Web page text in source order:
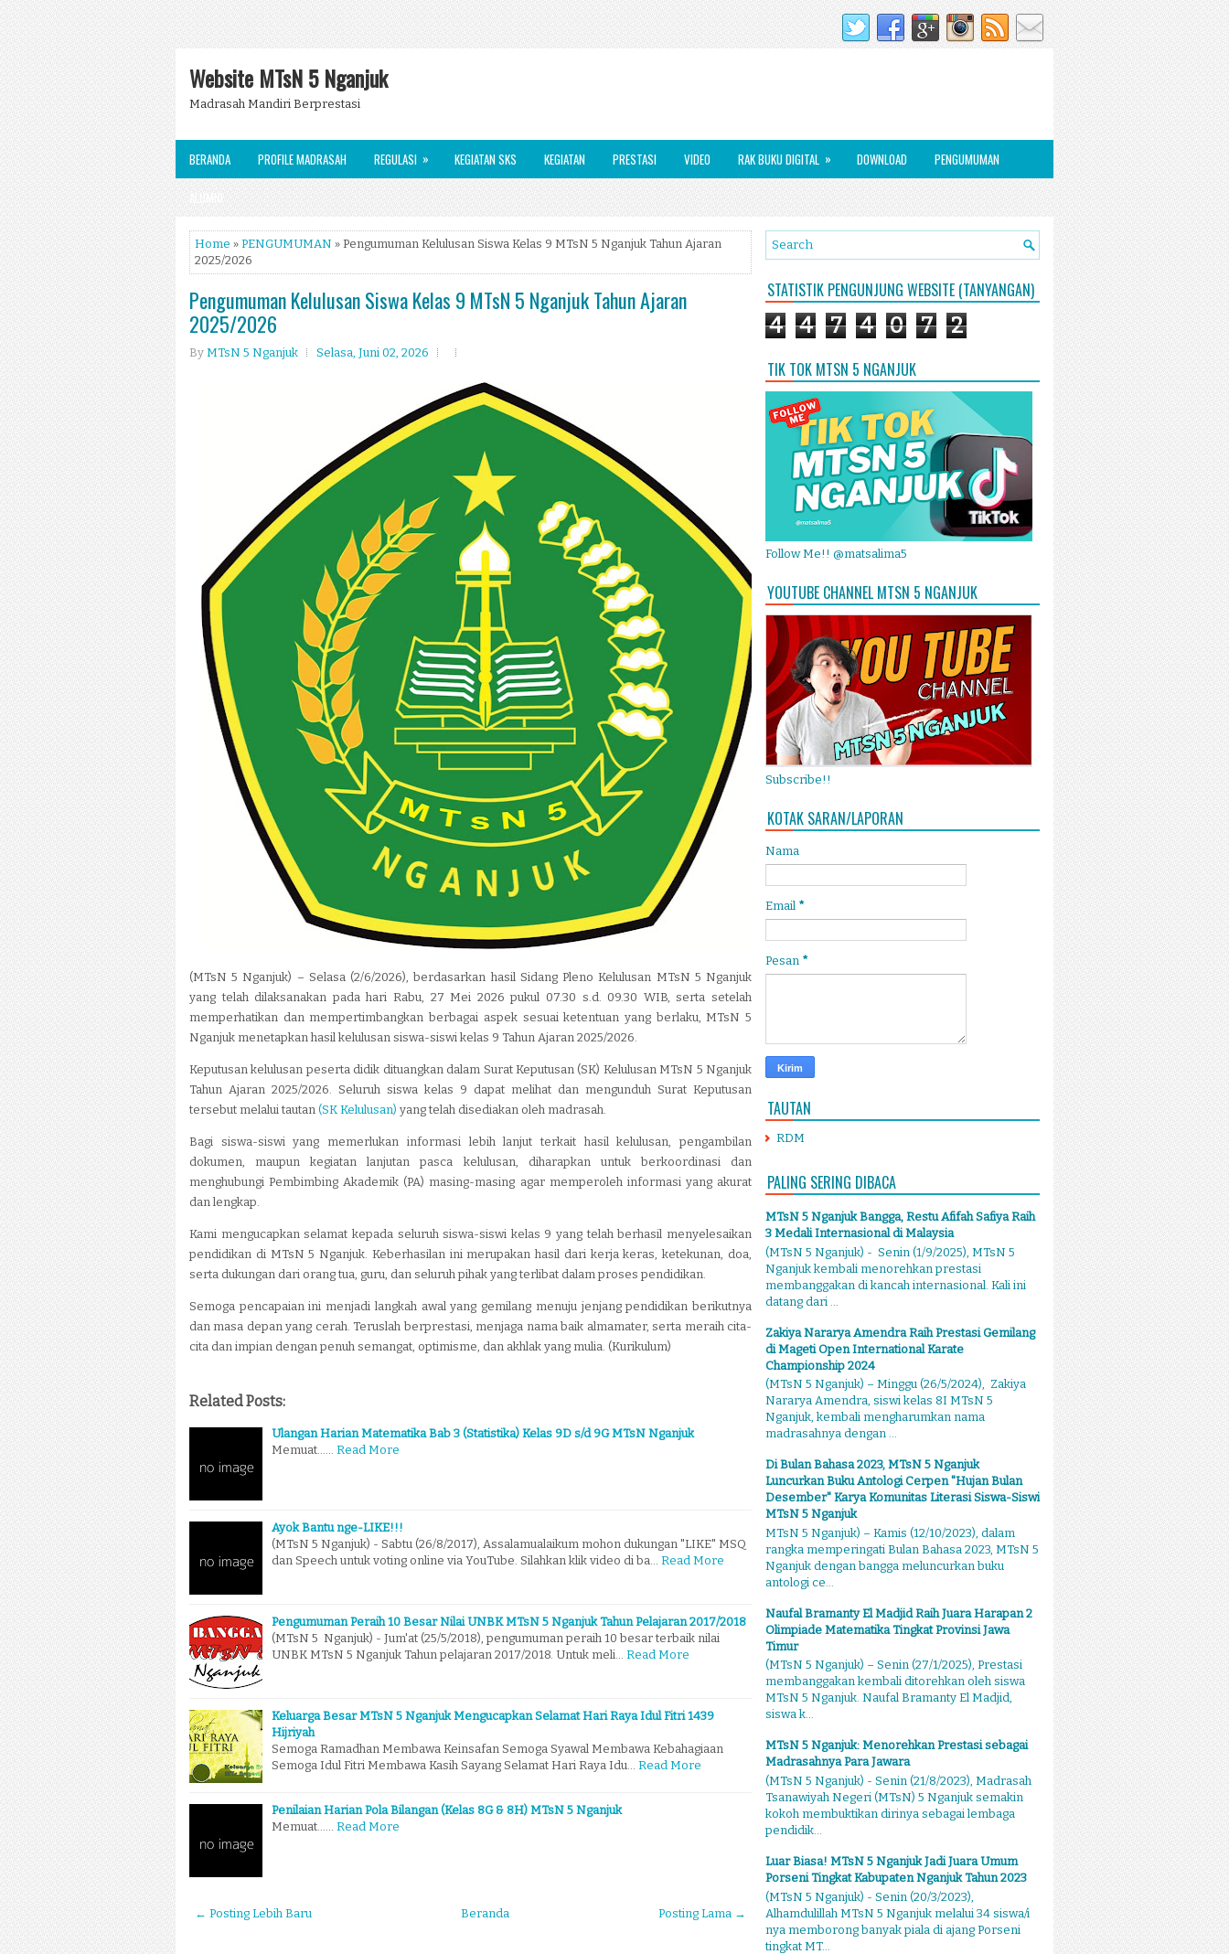
Website MTsN 5 Nganjuk
Madrasah Mandiri Berprestasi
BERANDA PROFILE MADRASAH REGULASI » KEGIATAN SKS KEGIATAN PRESTASI VIDEO RAK BUKU DIGITAL » DOWNLOAD PENGUMUMAN
ALUMNI
Home » PENGUMUMAN » Pengumuman Kelulusan Siswa Kelas 9 MTsN 5 Nganjuk Tahun Ajaran
2025/2026
Pengumuman Kelulusan Siswa Kelas 9 MTsN 5 Nganjuk Tahun Ajaran
2025/2026
By MTsN 5 Nganjuk Selasa, Juni 02, 2026
(MTsN 5 Nganjuk) – Selasa (2/6/2026), berdasarkan hasil Sidang Pleno Kelulusan MTsN 5 Nganjuk
yang telah dilaksanakan pada hari Rabu, 27 Mei 2026 pukul 07.30 s.d. 09.30 WIB, serta setelah
memperhatikan dan mempertimbangkan berbagai aspek sesuai ketentuan yang berlaku, MTsN 5
Nganjuk menetapkan hasil kelulusan siswa-siswi kelas 9 Tahun Ajaran 2025/2026.
Keputusan kelulusan peserta didik dituangkan dalam Surat Keputusan (SK) Kelulusan MTsN 5 Nganjuk
Tahun Ajaran 2025/2026. Seluruh siswa kelas 9 dapat melihat dan mengunduh Surat Keputusan
tersebut melalui tautan (SK Kelulusan) yang telah disediakan oleh madrasah.
Bagi siswa-siswi yang memerlukan informasi lebih lanjut terkait hasil kelulusan, pengambilan
dokumen, maupun kegiatan lanjutan pasca kelulusan, diharapkan untuk berkoordinasi dan
menghubungi Pembimbing Akademik (PA) masing-masing agar memperoleh informasi yang akurat
dan lengkap.
Kami mengucapkan selamat kepada seluruh siswa-siswi kelas 9 yang telah berhasil menyelesaikan
pendidikan di MTsN 5 Nganjuk. Keberhasilan ini merupakan hasil dari kerja keras, ketekunan, doa,
serta dukungan dari orang tua, guru, dan seluruh pihak yang terlibat dalam proses pendidikan.
Semoga pencapaian ini menjadi langkah awal yang gemilang menuju jenjang pendidikan berikutnya
dan masa depan yang cerah. Teruslah berprestasi, menjaga nama baik almamater, serta meraih cita-
cita dan impian dengan penuh semangat, optimisme, dan akhlak yang mulia. (Kurikulum)
Related Posts:
Ulangan Harian Matematika Bab 3 (Statistika) Kelas 9D s/d 9G MTsN Nganjuk
Memuat...… Read More
Ayok Bantu nge-LIKE!!!
(MTsN 5 Nganjuk) - Sabtu (26/8/2017), Assalamualaikum mohon dukungan "LIKE" MSQ
dan Speech untuk voting online via YouTube. Silahkan klik video di ba… Read More
Pengumuman Peraih 10 Besar Nilai UNBK MTsN 5 Nganjuk Tahun Pelajaran 2017/2018
(MTsN 5 Nganjuk) - Jum'at (25/5/2018), pengumuman peraih 10 besar terbaik nilai
UNBK MTsN 5 Nganjuk Tahun pelajaran 2017/2018. Untuk meli… Read More
Keluarga Besar MTsN 5 Nganjuk Mengucapkan Selamat Hari Raya Idul Fitri 1439
Hijriyah
Semoga Ramadhan Membawa Keinsafan Semoga Syawal Membawa Kebahagiaan
Semoga Idul Fitri Membawa Kasih Sayang Selamat Hari Raya Idu… Read More
Penilaian Harian Pola Bilangan (Kelas 8G & 8H) MTsN 5 Nganjuk
Memuat...… Read More
← Posting Lebih Baru Posting Lama →
Beranda
STATISTIK PENGUNJUNG WEBSITE (TANYANGAN)
4 4 7 4 0 7 2
TIK TOK MTSN 5 NGANJUK
Follow Me!! @matsalima5
YOUTUBE CHANNEL MTSN 5 NGANJUK
Subscribe!!
KOTAK SARAN/LAPORAN
Nama
Email *
Pesan *
TAUTAN
RDM
PALING SERING DIBACA
MTsN 5 Nganjuk Bangga, Restu Afifah Safiya Raih
3 Medali Internasional di Malaysia
(MTsN 5 Nganjuk) - Senin (1/9/2025), MTsN 5
Nganjuk kembali menorehkan prestasi
membanggakan di kancah internasional. Kali ini
datang dari ...
Zakiya Nararya Amendra Raih Prestasi Gemilang
di Mageti Open International Karate
Championship 2024
(MTsN 5 Nganjuk) – Minggu (26/5/2024), Zakiya
Nararya Amendra, siswi kelas 8I MTsN 5
Nganjuk, kembali mengharumkan nama
madrasahnya dengan ...
Di Bulan Bahasa 2023, MTsN 5 Nganjuk
Luncurkan Buku Antologi Cerpen "Hujan Bulan
Desember" Karya Komunitas Literasi Siswa-Siswi
MTsN 5 Nganjuk
MTsN 5 Nganjuk) – Kamis (12/10/2023), dalam
rangka memperingati Bulan Bahasa 2023, MTsN 5
Nganjuk dengan bangga meluncurkan buku
antologi ce...
Naufal Bramanty El Madjid Raih Juara Harapan 2
Olimpiade Matematika Tingkat Provinsi Jawa
Timur
(MTsN 5 Nganjuk) – Senin (27/1/2025), Prestasi
membanggakan kembali ditorehkan oleh siswa
MTsN 5 Nganjuk. Naufal Bramanty El Madjid,
siswa k...
MTsN 5 Nganjuk: Menorehkan Prestasi sebagai
Madrasahnya Para Jawara
(MTsN 5 Nganjuk) - Senin (21/8/2023), Madrasah
Tsanawiyah Negeri (MTsN) 5 Nganjuk semakin
kokoh membuktikan dirinya sebagai lembaga
pendidik...
Luar Biasa! MTsN 5 Nganjuk Jadi Juara Umum
Porseni Tingkat Kabupaten Nganjuk Tahun 2023
(MTsN 5 Nganjuk) - Senin (20/3/2023),
Alhamdulillah MTsN 5 Nganjuk melalui 34 siswa/i
nya memborong banyak piala di ajang Porseni
tingkat MT...